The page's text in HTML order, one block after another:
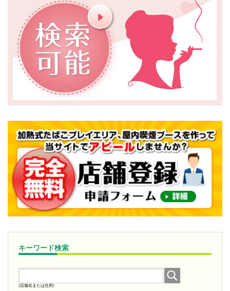
キーワード検索
(店舗名または住所)